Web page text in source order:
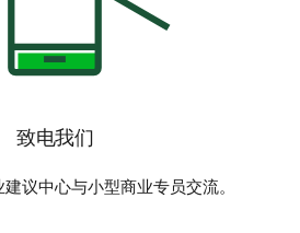
致电我们
议中心与小型商业专员交流。